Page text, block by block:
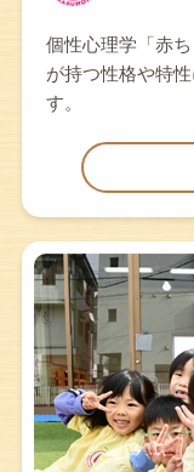
個性心理学「赤
が持つ性格や特
す。